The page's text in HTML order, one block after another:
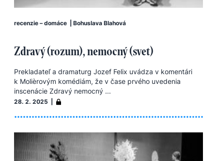
recenzie – domáce Bohuslava Blahová
Zdravý (rozum), nemocný (svet)
Prekladateľ a dramaturg Jozef Felix uvádza v komentári
k Molièrovým komédiám, že v čase prvého uvedenia
inscenácie Zdravý nemocný ...
28. 2. 2025 |